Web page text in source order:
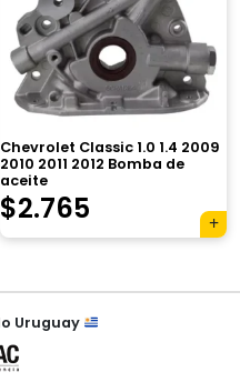
Chevrolet Classic 1.0 1.4 2009
2010 2011 2012 Bomba de
aceite
El
precio
original
era:
$3.920.
$2.765
precio
actual
es:
Uruguay
×
vacío.